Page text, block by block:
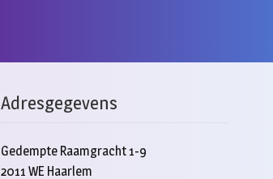
Adresgegevens
Gedempte Raamgracht 1-9
2011 WE Haarlem